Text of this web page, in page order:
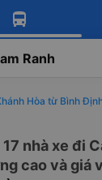
Tải app Vexere ngay!
ưu đãi thành viên
Tải app Vexere
ghế khi đặt vé
Ranh
Hòa từ Bình
nhà xe đi
cao và giá